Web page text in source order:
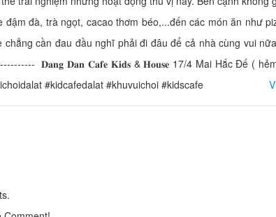
đà, trà ngọt, cacao thơm béo,...đến các món ăn như
cần đau đầu nghĩ phải đi đâu để cả nhà cùng vui
𝐃𝐚𝐧𝐠 𝐃𝐚𝐧 𝐂𝐚𝐟𝐞 𝐊𝐢𝐝𝐬 & 𝐇𝐨𝐮𝐬𝐞 17/4 Mai Hắc Đế (
#kidcafedalat #khuvuichoi #kidscafe
Sam Home
Distance: 70 m
Le Petit Paris
Distance: 100 m
President Hotel
Distance: 110 m
Dalat Hoang
Distance: 200
Ngan Thong
Distance:
Phuoc Trang
Distance: 230